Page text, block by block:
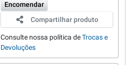
Encomendar
Compartilhar produto
Consulte nossa política deTrocas e
Devoluções